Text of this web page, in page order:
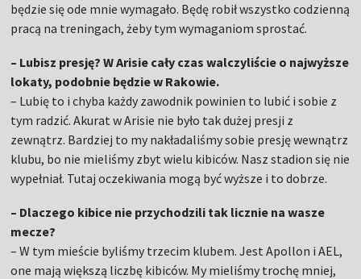
będzie się ode mnie wymagało. Będę robił wszystko codzienną
pracą na treningach, żeby tym wymaganiom sprostać.
– Lubisz presję? W Arisie cały czas walczyliście o najwyższe
lokaty, podobnie będzie w Rakowie.
– Lubię to i chyba każdy zawodnik powinien to lubić i sobie z
tym radzić. Akurat w Arisie nie było tak dużej presji z
zewnątrz. Bardziej to my nakładaliśmy sobie presję wewnątrz
klubu, bo nie mieliśmy zbyt wielu kibiców. Nasz stadion się nie
wypełniał. Tutaj oczekiwania mogą być wyższe i to dobrze.
– Dlaczego kibice nie przychodzili tak licznie na wasze
mecze?
– W tym mieście byliśmy trzecim klubem. Jest Apollon i AEL,
one mają większą liczbę kibiców. My mieliśmy trochę mniej,